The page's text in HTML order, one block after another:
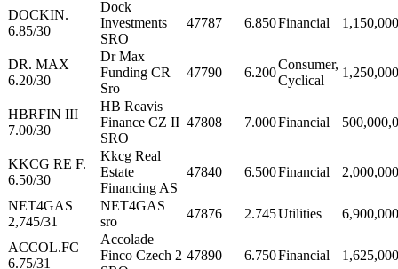
DOCKIN.
6.85/30
Dock
Investments
SRO
47787 6.850Financial
DR. MAX
6.20/30
Dr Max
Funding CR
Sro
47790 6.200
Consumer,
Cyclical
HBRFIN III
7.00/30
HB Reavis
Finance CZ II
SRO
47808 7.000Financial
KKCG RE F.
6.50/30
Kkcg Real
Estate
Financing AS
47840 6.500Financial
NET4GAS
2,745/31
NET4GAS
sro
47876 2.745Utilities
ACCOL.FC
6.75/31
Accolade
Finco Czech 2 47890 6.750Financial